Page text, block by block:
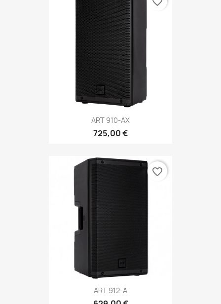
ART 910-AX
725,00 €
ART 912-A
favorite_border